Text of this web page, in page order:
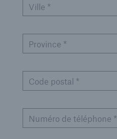
Ville *
Province *
Code postal *
Numéro de téléphone *